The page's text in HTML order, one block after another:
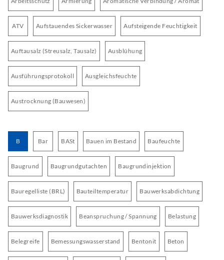
ATV Aufstauendes Sickerwasser Aufsteigende Feuchtigkeit
Auftausalz (Streusalz, Tausalz) Ausblühung
Ausführungsprotokoll Ausgleichsfeuchte
Austrocknung (Bauwesen)
B Bar BASt Bauen im Bestand Baufeuchte
Baugrund Baugrundgutachten Baugrundinjektion
Bauregelliste (BRL) Bauteiltemperatur Bauwerksabdichtung
Bauwerksdiagnostik Beanspruchung / Spannung Belastung
Belegreife Bemessungswasserstand Bentonit Beton